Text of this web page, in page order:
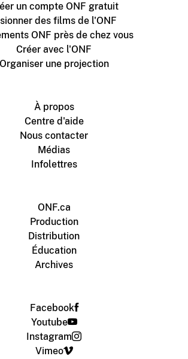
un compte ONF gratuit
des films de l'ONF
ONF près de chez vous
Créer avec l'ONF
Organiser une projection
À propos
Centre d'aide
Nous contacter
Médias
Infolettres
ONF.ca
Production
Distribution
Éducation
Archives
Facebook
Youtube
Instagram
Vimeo